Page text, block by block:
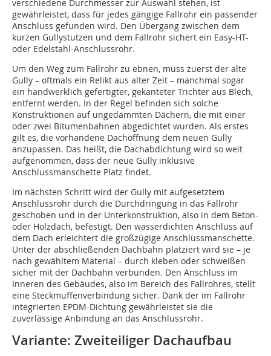
verschiedene Durchmesser zur Auswahl stehen, ist
gewährleistet, dass für jedes gängige Fallrohr ein passender
Anschluss gefunden wird. Den Übergang zwischen dem
kurzen Gullystutzen und dem Fallrohr sichert ein Easy-HT-
oder Edelstahl-Anschlussrohr.
Um den Weg zum Fallrohr zu ebnen, muss zuerst der alte
Gully – oftmals ein Relikt aus alter Zeit – manchmal sogar
ein handwerklich gefertigter, gekanteter Trichter aus Blech,
entfernt werden. In der Regel befinden sich solche
Konstruktionen auf ungedämmten Dächern, die mit einer
oder zwei Bitumenbahnen abgedichtet wurden. Als erstes
gilt es, die vorhandene Dachöffnung dem neuen Gully
anzupassen. Das heißt, die Dachabdichtung wird so weit
aufgenommen, dass der neue Gully inklusive
Anschlussmanschette Platz findet.
Im nächsten Schritt wird der Gully mit aufgesetztem
Anschlussrohr durch die Durchdringung in das Fallrohr
geschoben und in der Unterkonstruktion, also in dem Beton-
oder Holzdach, befestigt. Den wasserdichten Anschluss auf
dem Dach erleichtert die großzügige Anschlussmanschette.
Unter der abschließenden Dachbahn platziert wird sie – je
nach gewähltem Material – durch kleben oder schweißen
sicher mit der Dachbahn verbunden. Den Anschluss im
Inneren des Gebäudes, also im Bereich des Fallrohres, stellt
eine Steckmuffenverbindung sicher. Dank der im Fallrohr
integrierten EPDM-Dichtung gewährleistet sie die
zuverlässige Anbindung an das Anschlussrohr.
Variante: Zweiteiliger Dachaufbau